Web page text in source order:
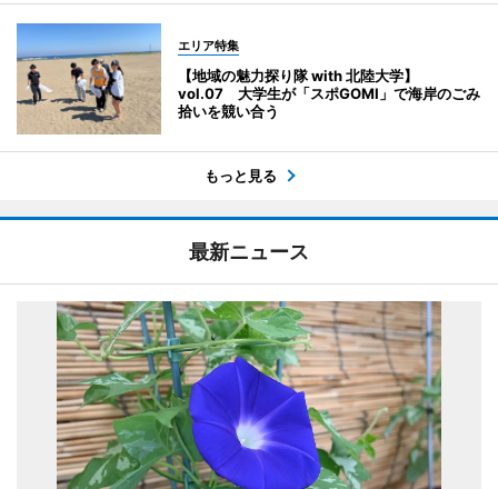
エリア特集
【地域の魅力探り隊 with 北陸大学】
vol.07 大学生が「スポGOMI」で海岸のごみ
拾いを競い合う
もっと見る
最新ニュース